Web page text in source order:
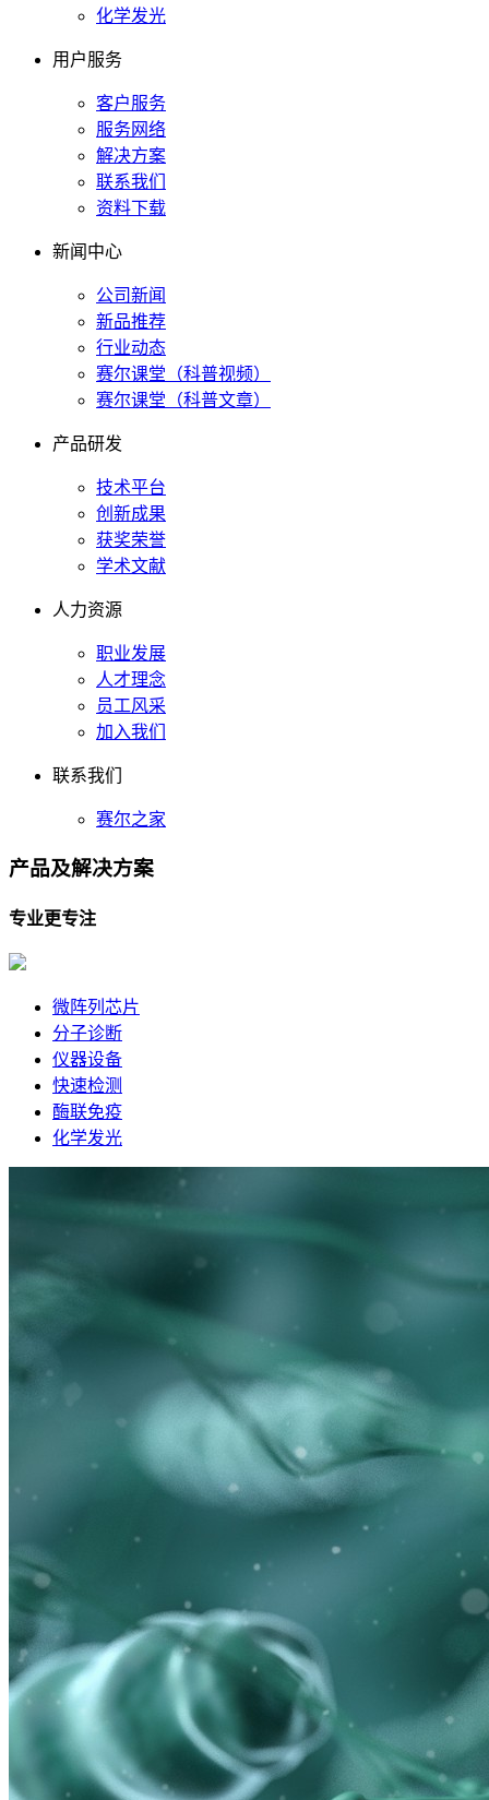
化学发光
用户服务
客户服务
服务网络
解决方案
联系我们
资料下载
新闻中心
公司新闻
新品推荐
行业动态
赛尔课堂（科普视频）
赛尔课堂（科普文章）
产品研发
技术平台
创新成果
获奖荣誉
学术文献
人力资源
职业发展
人才理念
员工风采
加入我们
联系我们
赛尔之家
产品及解决方案
专业更专注
微阵列芯片
分子诊断
仪器设备
快速检测
酶联免疫
化学发光